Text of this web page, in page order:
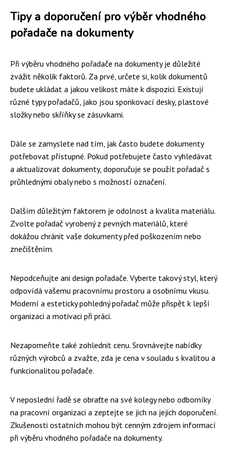
Tipy a doporučení pro výběr vhodného
pořadače na dokumenty
Při výběru vhodného pořadače na dokumenty je důležité
zvážit několik faktorů. Za prvé, určete si, kolik dokumentů
budete ukládat a jakou velikost máte k dispozici. Existují
různé typy pořadačů, jako jsou sponkovací desky, plastové
složky nebo skříňky se zásuvkami.
Dále se zamyslete nad tím, jak často budete dokumenty
potřebovat přístupné. Pokud potřebujete často vyhledávat
a aktualizovat dokumenty, doporučuje se použít pořadač s
průhlednými obaly nebo s možností označení.
Dalším důležitým faktorem je odolnost a kvalita materiálu.
Zvolte pořadač vyrobený z pevných materiálů, které
dokážou chránit vaše dokumenty před poškozením nebo
znečištěním.
Nepodceňujte ani design pořadače. Vyberte takový styl, který
odpovídá vašemu pracovnímu prostoru a osobnímu vkusu.
Moderní a esteticky pohledný pořadač může přispět k lepší
organizaci a motivaci při práci.
Nezapomeňte také zohlednit cenu. Srovnávejte nabídky
různých výrobců a zvažte, zda je cena v souladu s kvalitou a
funkcionalitou pořadače.
V neposlední řadě se obraťte na své kolegy nebo odborníky
na pracovní organizaci a zeptejte se jich na jejich doporučení.
Zkušenosti ostatních mohou být cenným zdrojem informací
při výběru vhodného pořadače na dokumenty.